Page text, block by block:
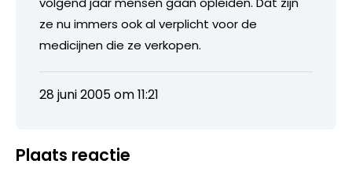
ze nu immers ook al verplicht voor de
medicijnen die ze verkopen.
28 juni 2005 om 11:21
Plaats reactie